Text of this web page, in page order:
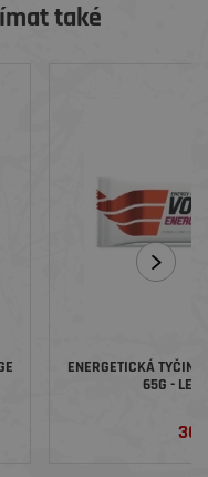
také
ENERGETICKÁ
65G -
36